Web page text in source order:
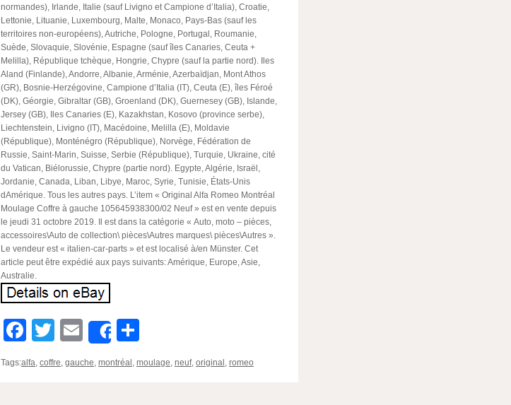
normandes), Irlande, Italie (sauf Livigno et Campione d’Italia), Croatie,
Lettonie, Lituanie, Luxembourg, Malte, Monaco, Pays-Bas (sauf les
territoires non-européens), Autriche, Pologne, Portugal, Roumanie,
Suède, Slovaquie, Slovénie, Espagne (sauf îles Canaries, Ceuta +
Melilla), République tchèque, Hongrie, Chypre (sauf la partie nord). Iles
Aland (Finlande), Andorre, Albanie, Arménie, Azerbaïdjan, Mont Athos
(GR), Bosnie-Herzégovine, Campione d’Italia (IT), Ceuta (E), îles Féroé
(DK), Géorgie, Gibraltar (GB), Groenland (DK), Guernesey (GB), Islande,
Jersey (GB), Iles Canaries (E), Kazakhstan, Kosovo (province serbe),
Liechtenstein, Livigno (IT), Macédoine, Melilla (E), Moldavie
(République), Monténégro (République), Norvège, Fédération de
Russie, Saint-Marin, Suisse, Serbie (République), Turquie, Ukraine, cité
du Vatican, Biélorussie, Chypre (partie nord). Egypte, Algérie, Israël,
Jordanie, Canada, Liban, Libye, Maroc, Syrie, Tunisie, États-Unis
dAmérique. Tous les autres pays. L’item « Original Alfa Romeo Montréal
Moulage Coffre à gauche 105645938300/02 Neuf » est en vente depuis
le jeudi 31 octobre 2019. Il est dans la catégorie « Auto, moto – pièces,
accessoires\Auto de collection\ pièces\Autres marques\ pièces\Autres ».
Le vendeur est « italien-car-parts » et est localisé à/en Münster. Cet
article peut être expédié aux pays suivants: Amérique, Europe, Asie,
Australie.
Facebook
TwitterEmailShare
Tags:alfa, coffre, gauche, montréal , moulage, neuf, original , romeo